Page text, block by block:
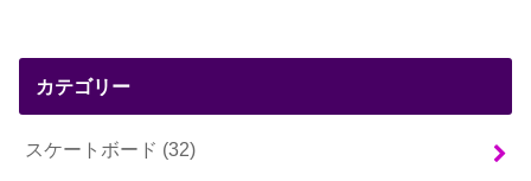
カテゴリー
スケートボード (32)